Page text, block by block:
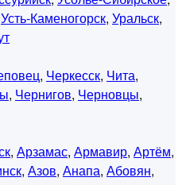
Усть-Каменогорск, Уральск,
, Черкесск, Чита,
, Чернигов, Черновцы,
, Арзамас, Армавир, Артём,
, Азов, Анапа, Абовян,